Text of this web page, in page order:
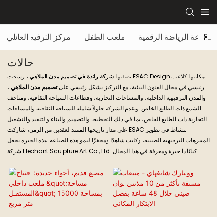
مركز الترفيه العائلي ملعب الطفل قاعة الرياضة الرقمية
حالات
بصفتها شركة رائدة في تصميم مدن الملاهي ، رسخت ESAC Design مكانتها كلاعب
رئيسي في مجال الفنون البيئية، مع التركيز بشكل رئيسي علىتصميم مدن الملاهي ،
والمدن الترفيهية الداخلية، والمساحات التجارية، وقطاعات السياحة الثقافية، ومتاحف
الشمع ذات الطابع الخاص. وتقدم الشركة حلولاً شاملة للسياحة الثقافية والمساحات
التجارية ذات الطابع الخاص، بما في ذلك التخطيط والتصميم والبناء والتنفيذ والتشغيل.
على مدار تاريخها الممتد لعقدين من الزمن، شاركت ESAC بنشاط في تطوير
المنتزهات الترفيهية الصينية، وكانت شاهدًا ومحفزًا لنمو هذه الصناعة. هذه الخبرة تجعل
شركة Elephant Sculpture Art Co., Ltd. كيانًا ذا خبرة ومعرفة في هذا المجال.